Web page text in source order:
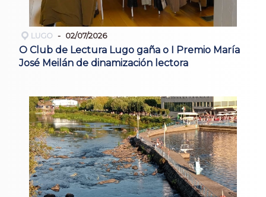
LUGO 02/07/2026
O Club de Lectura Lugo gaña o I Premio María
José Meilán de dinamización lectora